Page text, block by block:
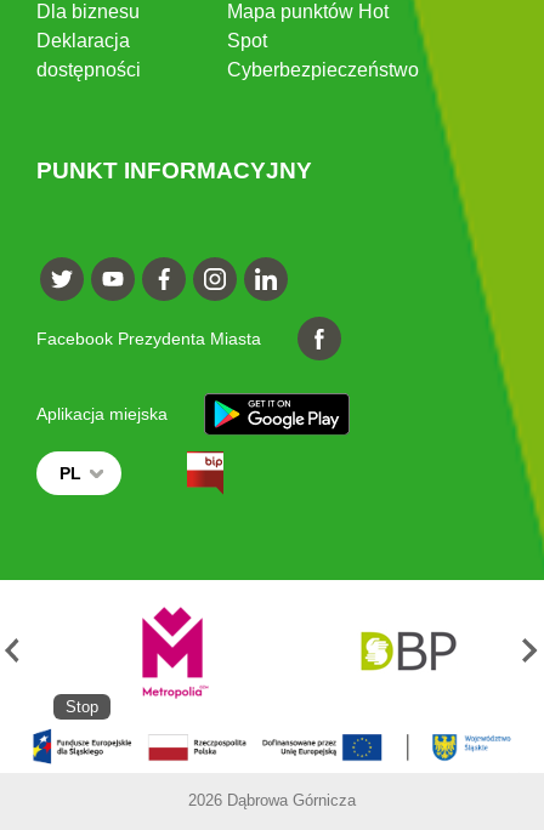
Dla biznesu
Deklaracja
dostępności
Mapa punktów Hot
Spot
Cyberbezpieczeństwo
PUNKT INFORMACYJNY
Facebook Prezydenta Miasta
Aplikacja miejska
PL
Stop
2026 Dąbrowa Górnicza